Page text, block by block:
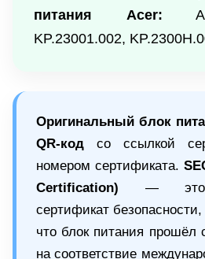
питания Acer:
KP.23001.002,
Оригинальный блок
QR-код cо ссылкой
номером сертификата.
Certification) — это
сертификат
что блок питания прошёл
на соответствие